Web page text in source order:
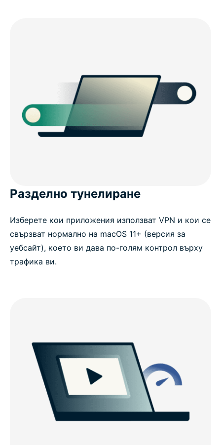
Разделно тунелиране
Изберете кои приложения използват VPN и кои се
свързват нормално на macOS 11+ (версия за
уебсайт), което ви дава по-голям контрол върху
трафика ви.